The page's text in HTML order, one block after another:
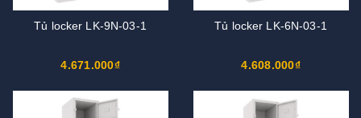
Tủ locker LK-9N-03-1
4.671.000₫
Tủ locker LK-6N-03-1
4.608.000₫